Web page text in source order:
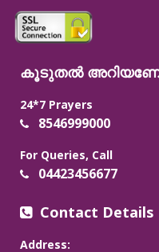
കൂടുതൽ
24*7 Prayers
8546999000
For Queries, Call
04423456677
Contact Details
Address: